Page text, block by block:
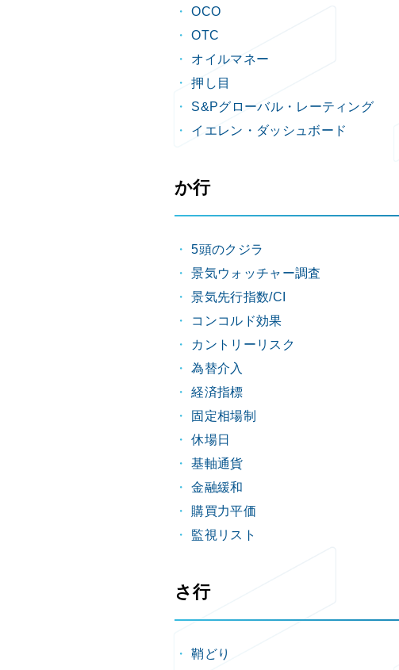
OCO
OTC
オイルマネー
押し目
S&Pグローバル・レーティング
イエレン・ダッシュボード
か行
5頭のクジラ
景気ウォッチャー調査
景気先行指数/CI
コンコルド効果
カントリーリスク
為替介入
経済指標
固定相場制
休場日
基軸通貨
金融緩和
購買力平価
監視リスト
さ行
鞘どり